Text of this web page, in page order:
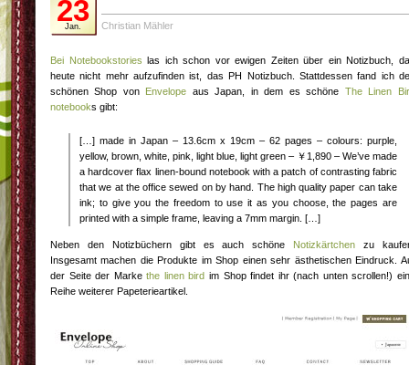
23
Jan. Christian Mähler
Bei Notebookstories las ich schon vor ewigen Zeiten über ein Notizbuch,
heute nicht mehr aufzufinden ist, das PH Notizbuch. Stattdessen fand ich
schönen Shop von Envelope aus Japan, in dem es schöne The Linen
notebooks gibt:
[…] made in Japan – 13.6cm x 19cm – 62 pages – colours: purple,
yellow, brown, white, pink, light blue, light green – ￥1,890 – We’ve made
a hardcover flax linen-bound notebook with a patch of contrasting fabric
that we at the office sewed on by hand. The high quality paper can take
ink; to give you the freedom to use it as you choose, the pages are
printed with a simple frame, leaving a 7mm margin. […]
Neben den Notizbüchern gibt es auch schöne Notizkärtchen zu
Insgesamt machen die Produkte im Shop einen sehr ästhetischen Eindruck.
der Seite der Markethe linen bird im Shop findet ihr (nach unten scrollen!)
Reihe weiterer Papeterieartikel.